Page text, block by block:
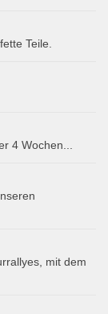
Teile.
4 Wochen...
mit dem